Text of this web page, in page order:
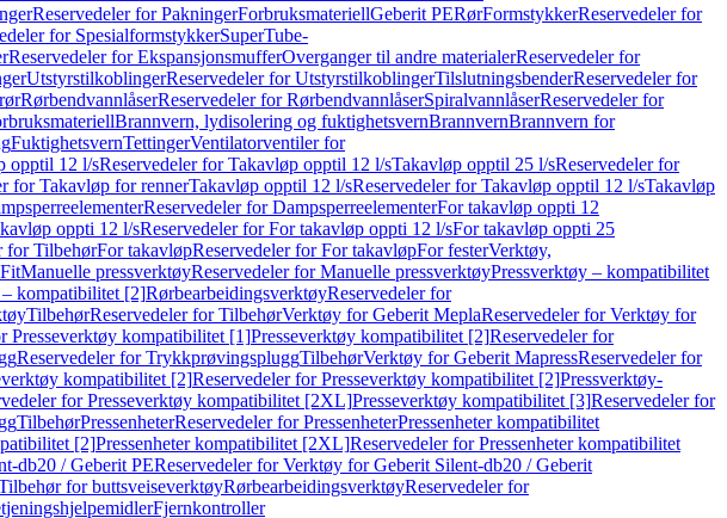
Reservedeler for PakningerForbruksmateriellGeberit PERørFormstykkerReservedeler for
for SpesialformstykkerSuperTube-
Reservedeler for EkspansjonsmufferOverganger til andre materialerReservedeler for
UtstyrstilkoblingerReservedeler for UtstyrstilkoblingerTilslutningsbenderReservedeler for
RørbendvannlåserReservedeler for RørbendvannlåserSpiralvannlåserReservedeler for
Brannvern, lydisolering og fuktighetsvernBrannvernBrannvern for
FuktighetsvernTettingerVentilatorventiler for
opptil 12 l/sReservedeler for Takavløp opptil 12 l/sTakavløp opptil 25 l/sReservedeler for
for Takavløp for rennerTakavløp opptil 12 l/sReservedeler for Takavløp opptil 12 l/sTakavløp
Reservedeler for DampsperreelementerFor takavløp oppti 12
oppti 12 l/sReservedeler for For takavløp oppti 12 l/sFor takavløp oppti 25
for TilbehørFor takavløpReservedeler for For takavløpFor festerVerktøy,
Manuelle pressverktøyReservedeler for Manuelle pressverktøyPressverktøy – kompatibilitet
– kompatibilitet [2]RørbearbeidingsverktøyReservedeler for
TilbehørReservedeler for TilbehørVerktøy for Geberit MeplaReservedeler for Verktøy for
Presseverktøy kompatibilitet [1]Presseverktøy kompatibilitet [2]Reservedeler for
Reservedeler for TrykkprøvingspluggTilbehørVerktøy for Geberit MapressReservedeler for
kompatibilitet [2]Reservedeler for Presseverktøy kompatibilitet [2]Pressverktøy-
for Presseverktøy kompatibilitet [2XL]Presseverktøy kompatibilitet [3]Reservedeler for
TilbehørPressenheterReservedeler for PressenheterPressenheter kompatibilitet
[2]Pressenheter kompatibilitet [2XL]Reservedeler for Pressenheter kompatibilitet
db20 / Geberit PEReservedeler for Verktøy for Geberit Silent-db20 / Geberit
for buttsveiseverktøyRørbearbeidingsverktøyReservedeler for
Fjernkontroller